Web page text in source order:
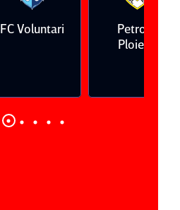
FC Voluntari
Petrolul
Ploieşti